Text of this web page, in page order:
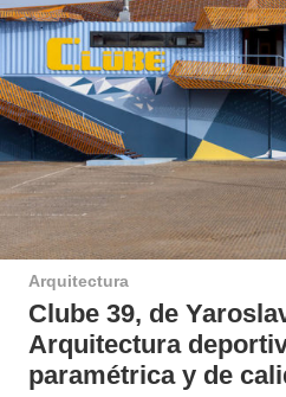
Arquitectura
Clube 39, de
Arquitectura
paramétrica y de